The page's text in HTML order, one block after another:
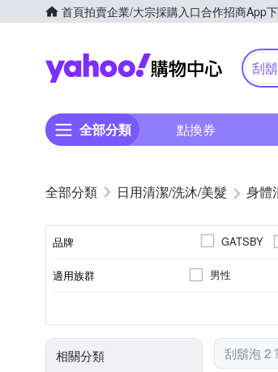
首頁拍賣企業/大宗採購入口合作招商App
Yahoo
刮
全部分類 點換券
日用清潔/洗沐/美髮 身體
品牌 GATSBY
適用族群 男性
相關分類 刮鬍泡 2